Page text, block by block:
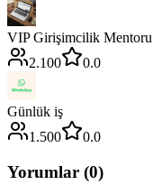
VIP Girişimcilik Mentoru
2.100
0.0
Günlük iş
1.500
0.0
Yorumlar (0)